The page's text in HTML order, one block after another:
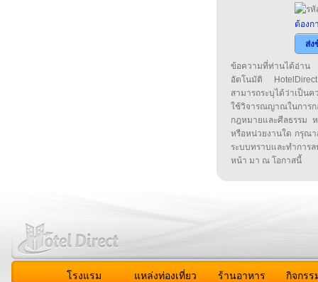
ต้องก
ส่ง
ข้อความที่ท่านได้อ่าน
อัตโนมัติ
สามารถระบุได้ว่าเป็น
ใช้วิจารณญาณในกา
กฎหมายและศีลธรรม
หรือหน่วยงานใด กรุณา
ระบบทราบและทำกา
หน้า มา ณ โอกาสนี้
โรงแรม แหล่งท่องเที่ยว ร้านอาหาร กิจกรร